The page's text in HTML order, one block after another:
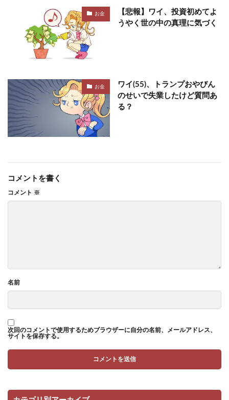
お金
【悲報】ワイ、投資初めてよ
うやく世の中の真理に気づく
お金
ワイ(55)、トランプおやびん
のせいで失業したけど質問あ
る？
コメントを書く
コメント ※
名前
次回のコメントで使用するためブラウザーに自分の名前、メールアドレス、
サイトを保存する。